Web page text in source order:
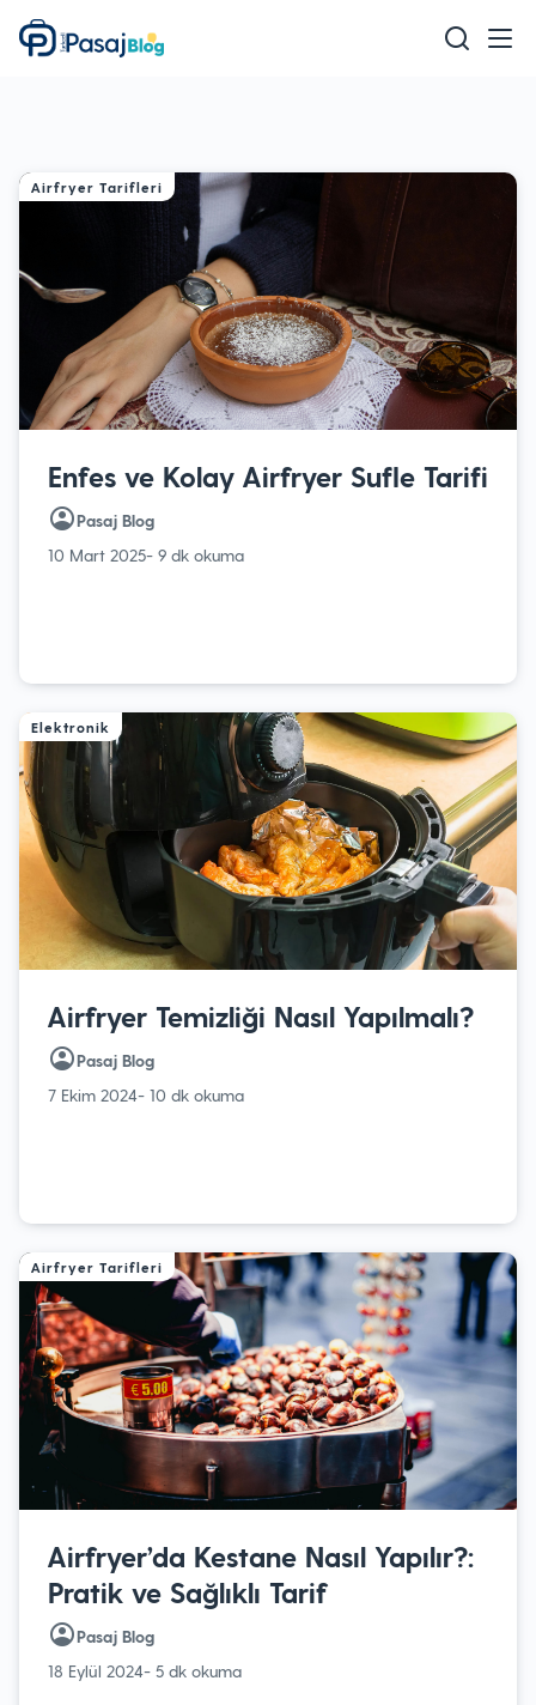
Oyun
Ev & Yaşam
Eğitim
Airfryer Tarifleri
Enfes ve Kolay Airfryer Sufle Tarifi
Pasaj Blog
10 Mart 2025- 9 dk okuma
Elektronik
Airfryer Temizliği Nasıl Yapılmalı?
Pasaj Blog
7 Ekim 2024- 10 dk okuma
Airfryer Tarifleri
Airfryer’da Kestane Nasıl Yapılır?:
Pratik ve Sağlıklı Tarif
Pasaj Blog
18 Eylül 2024- 5 dk okuma